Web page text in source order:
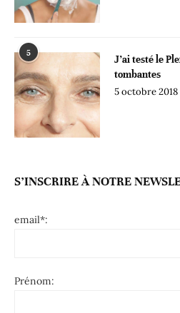
5
J’ai testé le
tombantes
5 octobre 2018
S’INSCRIRE À NOTRE
email*:
Prénom: